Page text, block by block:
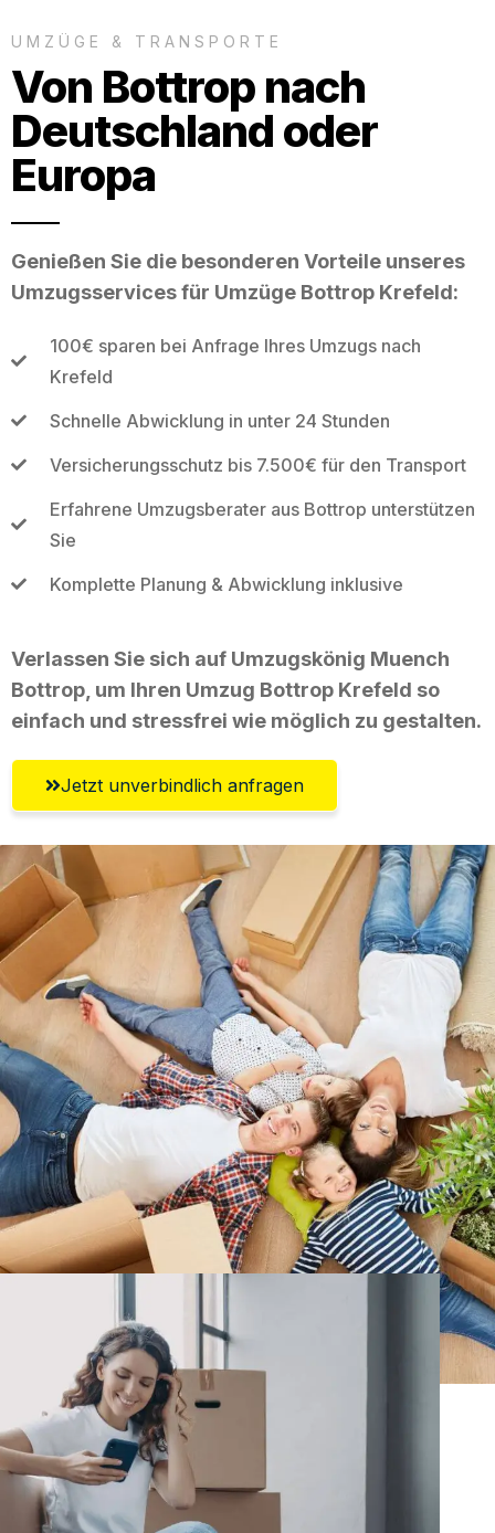
UMZÜGE & TRANSPORTE
Von Bottrop nach
Deutschland oder
Europa
Genießen Sie die besonderen Vorteile unseres
Umzugsservices für Umzüge Bottrop Krefeld:
100€ sparen bei Anfrage Ihres Umzugs nach
Krefeld
Schnelle Abwicklung in unter 24 Stunden
Versicherungsschutz bis 7.500€ für den Transport
Erfahrene Umzugsberater aus Bottrop unterstützen
Sie
Komplette Planung & Abwicklung inklusive
Verlassen Sie sich auf Umzugskönig Muench
Bottrop, um Ihren Umzug Bottrop Krefeld so
einfach und stressfrei wie möglich zu gestalten.
Jetzt unverbindlich anfragen